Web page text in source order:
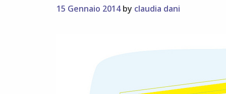
15 Gennaio 2014 by claudia dani